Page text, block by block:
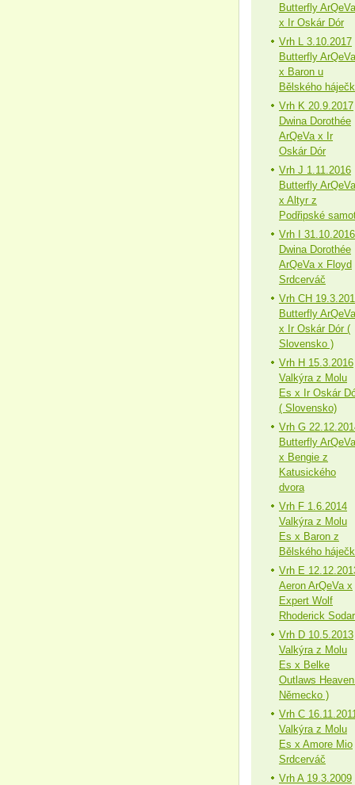
Butterfly ArQeVa
x Ir Oskár Dór
Vrh L 3.10.2017
Butterfly ArQeVa
x Baron u
Bělského
Vrh K 20.9.2017
Dwina Dorothée
ArQeVa x Ir
Oskár Dór
Vrh J 1.11.2016
Butterfly ArQeVa
x Altyr z
Podřipské
Vrh I 31.10.2016
Dwina Dorothée
ArQeVa x Floyd
Srdcerváč
Vrh CH
Butterfly ArQeVa
x Ir Oskár Dór (
Slovensko )
Vrh H 15.3.2016
Valkýra z Molu
Es x Ir Oskár
( Slovensko)
Vrh G
Butterfly ArQeVa
x Bengie z
Katusického
dvora
Vrh F 1.6.2014
Valkýra z Molu
Es x Baron z
Bělského
Vrh E
Aeron ArQeVa x
Expert Wolf
Rhoderick Sodar
Vrh D 10.5.2013
Valkýra z Molu
Es x Belke
Outlaws
Německo )
Vrh C
Valkýra z Molu
Es x Amore Mio
Srdcerváč
Vrh A 19.3.2009